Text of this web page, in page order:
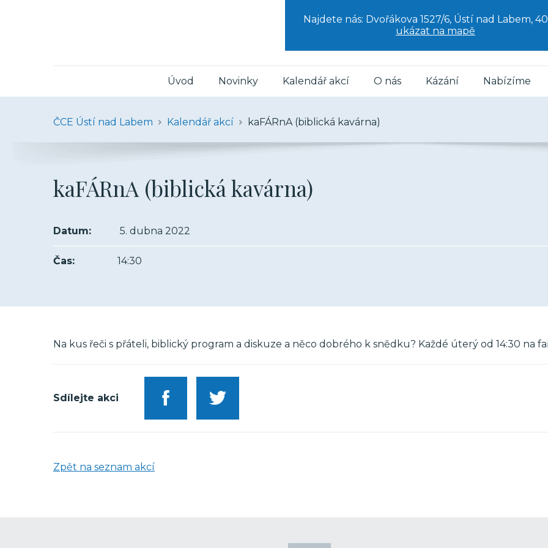
Najdete nás: Dvořákova 1527/6, Ústí nad Labem,
ukázat na mapě
Úvod Novinky Kalendář akcí O nás Kázání Nabízíme
ČCE Ústí nad Labem Kalendář akcí kaFÁRnA (biblická kavárna)
kaFÁRnA (biblická kavárna)
Datum: 5. dubna 2022
Čas: 14:30
Na kus řeči s přáteli, biblický program a diskuze a něco dobrého k snědku? Každé úterý od 14:30 na
Sdílejte akci
Zpět na seznam akcí